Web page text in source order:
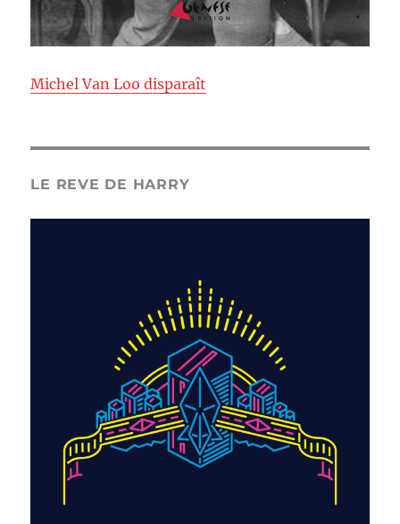
Michel Van Loo disparaît
LE REVE DE HARRY